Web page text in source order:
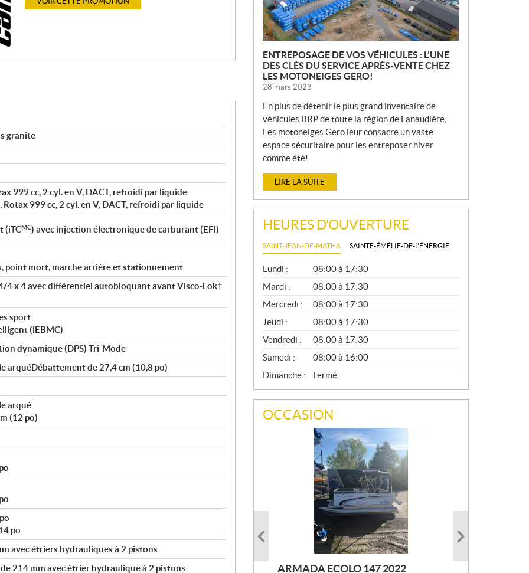
granite
999 cc, 2 cyl. en V, DACT, refroidi par liquide
999 cc, 2 cyl. en V, DACT, refroidi par liquide
(iTCMC) avec injection électronique de carburant (EFI)
point mort, marche arrière et stationnement
4 x 4 avec différentiel autobloquant avant Visco-Lok†
sport
(iEBMC)
dynamique (DPS) Tri-Mode
arquéDébattement de 27,4 cm (10,8 po)
arqué
(12 po)
po
avec étriers hydrauliques à 2 pistons
214 mm avec étrier hydraulique à 2 pistons
E
S
ENTREPOSAGE DE VOS VÉHICULES : L’UNE
DES CLÉS DU SERVICE APRÈS-VENTE CHEZ
LES MOTONEIGES GERO!
28 mars 2023
En plus de détenir le plus grand inventaire de
véhicules BRP de toute la région de Lanaudière,
Les motoneiges Gero leur consacre un vaste
espace sécuritaire pour les entreposer hiver
comme été!
LIRE LA SUITE
HEURES D'OUVERTURE
SAINT-JEAN-DE-MATHA SAINTE-ÉMÉLIE-DE-L'ÉNERGIE
G
É
N
É
R
A
L
Lundi :
08:00 à 17:30
Mardi :
08:00 à 17:30
Mercredi :
08:00 à 17:30
Jeudi :
08:00 à 17:30
Vendredi :
08:00 à 17:30
Samedi :
08:00 à 16:00
Dimanche :
Fermé
OCCASION
ARMADA ECOLO 147 2022
PRINCECRAFT SUPER PRO 166
AUTRE FOURWIN 2001